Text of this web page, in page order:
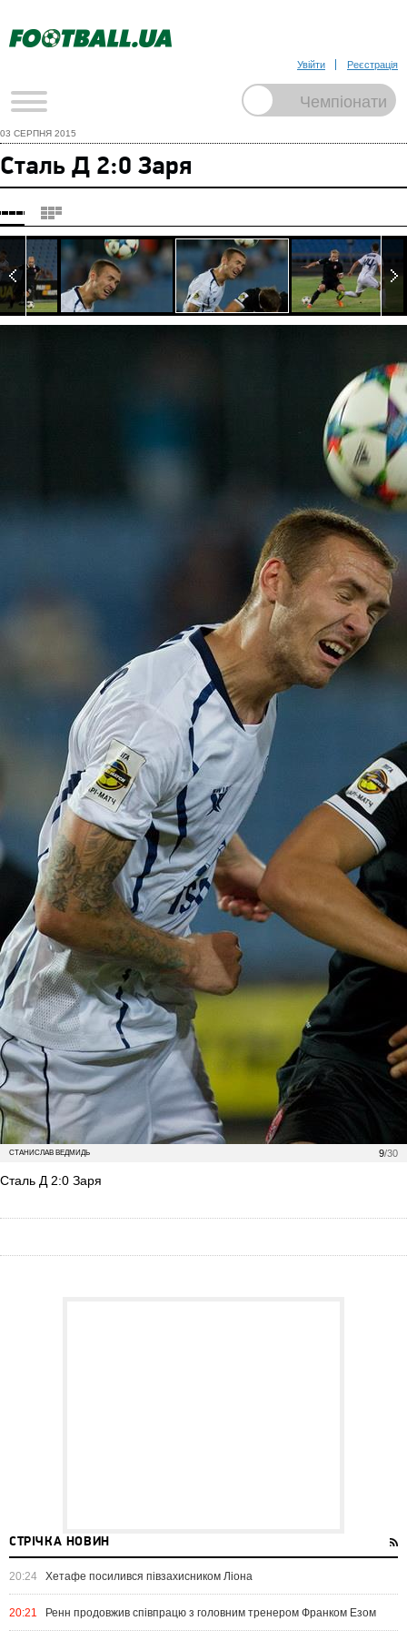
Увійти Реєстрація
03 СЕРПНЯ 2015
Сталь Д 2:0 Заря
9/30
СТАНИСЛАВ ВЕДМИДЬ
Сталь Д 2:0 Заря
СТРІЧКА НОВИН
20:24 Хетафе посилився півзахисником Ліона
20:21 Ренн продовжив співпрацю з головним тренером Франком Езом